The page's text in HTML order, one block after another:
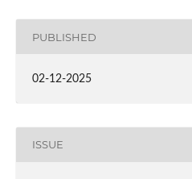
PUBLISHED
02-12-2025
ISSUE